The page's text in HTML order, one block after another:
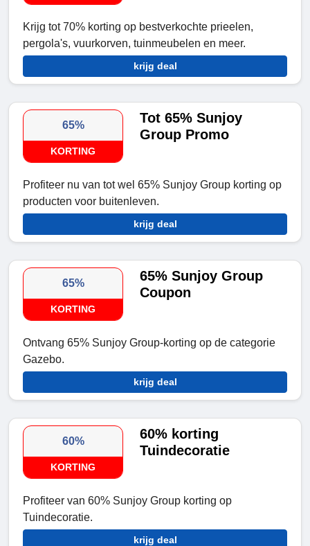
Krijg tot 70% korting op bestverkochte prieelen,
pergola's, vuurkorven, tuinmeubelen en meer.
krijg deal
65%
KORTING
Tot 65% Sunjoy
Group Promo
Profiteer nu van tot wel 65% Sunjoy Group korting op
producten voor buitenleven.
krijg deal
65%
KORTING
65% Sunjoy Group
Coupon
Ontvang 65% Sunjoy Group-korting op de categorie
Gazebo.
krijg deal
60%
KORTING
60% korting
Tuindecoratie
Profiteer van 60% Sunjoy Group korting op
Tuindecoratie.
krijg deal